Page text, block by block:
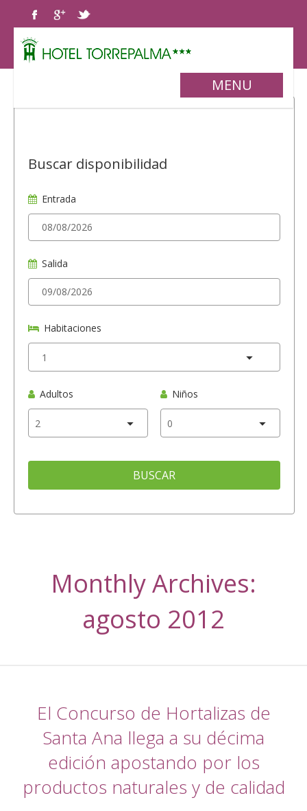
MENU
Buscar disponibilidad
Entrada
Salida
Habitaciones
Adultos Niños
BUSCAR
Monthly Archives:
agosto 2012
El Concurso de Hortalizas de
Santa Ana llega a su décima
edición apostando por los
productos naturales y de calidad